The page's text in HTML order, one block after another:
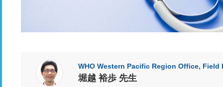
WHO Western Pacific Region Office, Field
堀越 裕歩 先生